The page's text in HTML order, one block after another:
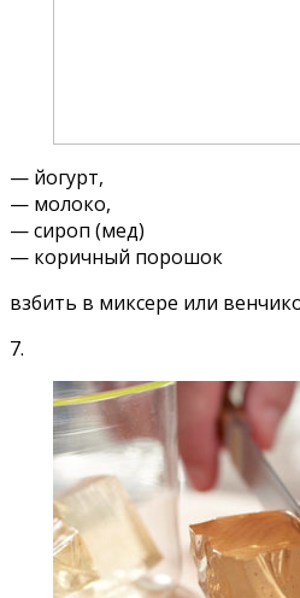
— йогурт,
— молоко,
— сироп (мед)
— коричный порошок
взбить в миксере или
7.